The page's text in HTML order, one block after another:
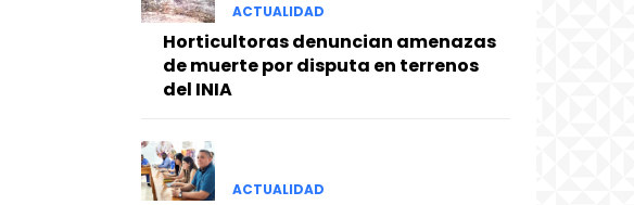
ACTUALIDAD
Horticultoras denuncian amenazas
de muerte por disputa en terrenos
del INIA
ACTUALIDAD